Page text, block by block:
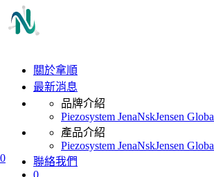
0
關於拿順
最新消息
品牌介紹
Piezosystem JenaNskJensen
產品介紹
Piezosystem JenaNskJensen
聯絡我們
0